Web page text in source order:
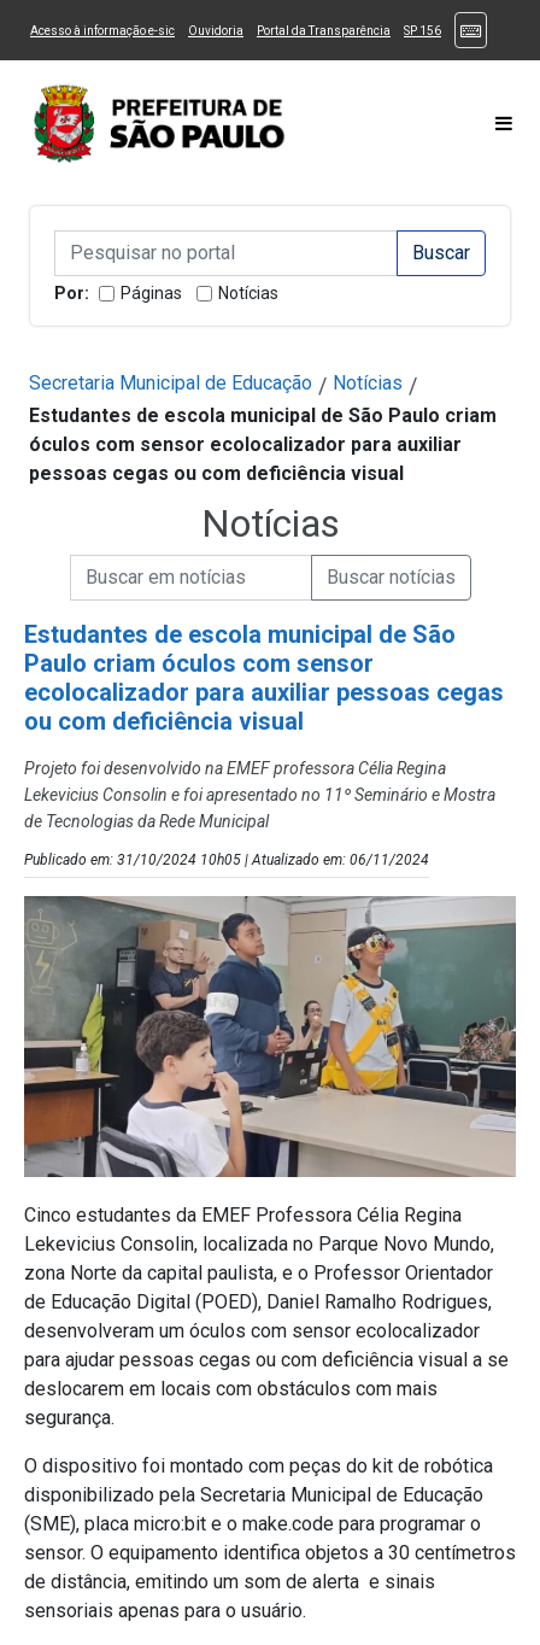
Ir ao Conteúdo Ir para menu principal Ir para busca 3
Alternar Alto Contraste
Acesso à informação e-sic(Link para um novo sítio)
Ouvidoria (Link para um novo sítio)
Portal da Transparência (Link para um novo sítio)
SP 156(Link para um
Campo de Busca de informações
Campo de Busca de informações Enviar a Busca
Por: Páginas Notícias
Secretaria Municipal de Educação / Notícias /
Estudantes de escola municipal de São Paulo criam
óculos com sensor ecolocalizador para auxiliar
pessoas cegas ou com deficiência visual
Notícias
Campo de Busca de Notícias
Campo de Busca de informaçõesEnviar a Busca de Notícias
Estudantes de escola municipal de São
Paulo criam óculos com sensor
ecolocalizador para auxiliar pessoas cegas
ou com deficiência visual
Projeto foi desenvolvido na EMEF professora Célia Regina
Lekevicius Consolin e foi apresentado no 11º Seminário e Mostra
de Tecnologias da Rede Municipal
Publicado em: 31/10/2024 10h05 | Atualizado em: 06/11/2024
Cinco estudantes da EMEF Professora Célia Regina
Lekevicius Consolin, localizada no Parque Novo Mundo,
zona Norte da capital paulista, e o Professor Orientador
de Educação Digital (POED), Daniel Ramalho Rodrigues,
desenvolveram um óculos com sensor ecolocalizador
para ajudar pessoas cegas ou com deficiência visual a se
deslocarem em locais com obstáculos com mais
segurança.
O dispositivo foi montado com peças do kit de robótica
disponibilizado pela Secretaria Municipal de Educação
(SME), placa micro:bit e o make.code para programar o
sensor. O equipamento identifica objetos a 30 centímetros
de distância, emitindo um som de alerta e sinais
sensoriais apenas para o usuário.